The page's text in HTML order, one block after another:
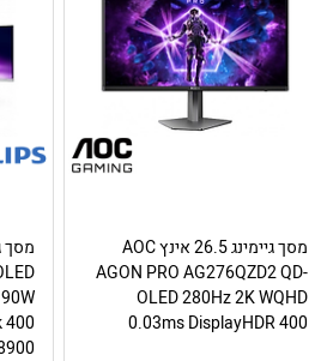
מסך גיימינג 26.5 אינץ AOC
AGON PRO AG276QZD2 QD-
OLED 280Hz 2K WQHD
0.03ms DisplayHDR 400
400